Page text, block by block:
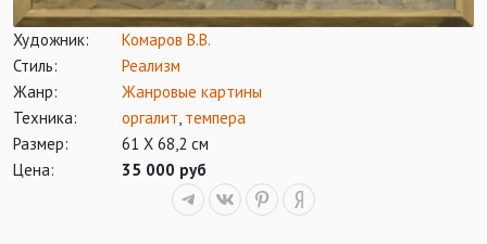
Художник:
Комаров В.В.
Стиль:
Реализм
Жанр:
Жанровые картины
Техника:
оргалит, темпера
Размер:
61 Х 68,2 см
Цена:
35 000 руб